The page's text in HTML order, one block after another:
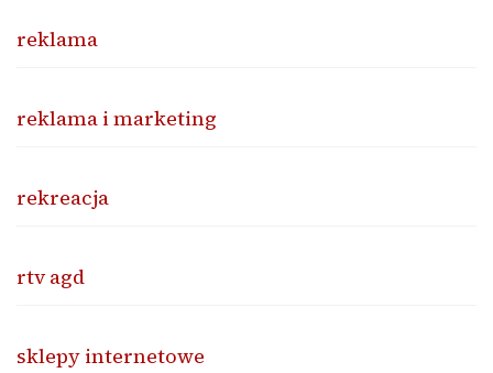
reklama
reklama i marketing
rekreacja
rtv agd
sklepy internetowe